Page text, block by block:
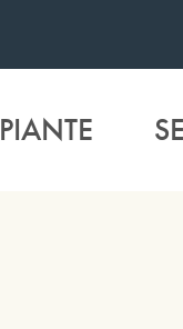
PIANTE